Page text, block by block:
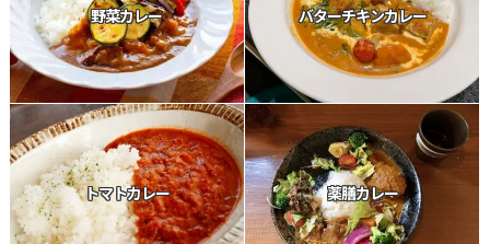
野菜カレー バターチキンカレー
トマトカレー 薬膳カレー